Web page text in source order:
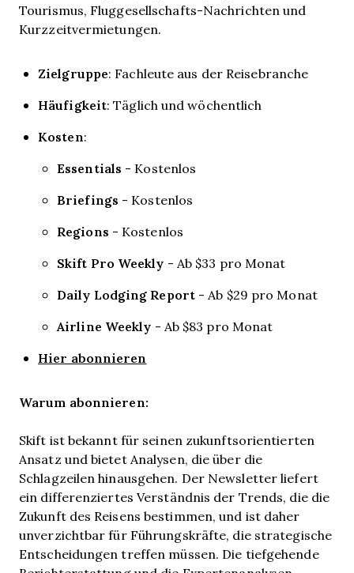
Tourismus, Fluggesellschafts-Nachrichten und
Kurzzeitvermietungen.
Zielgruppe: Fachleute aus der Reisebranche
Häufigkeit: Täglich und wöchentlich
Kosten:
Essentials - Kostenlos
Briefings - Kostenlos
Regions - Kostenlos
Skift Pro Weekly - Ab $33 pro Monat
Daily Lodging Report - Ab $29 pro Monat
Airline Weekly - Ab $83 pro Monat
Hier abonnieren
Warum abonnieren:
Skift ist bekannt für seinen zukunftsorientierten
Ansatz und bietet Analysen, die über die
Schlagzeilen hinausgehen. Der Newsletter liefert
ein differenziertes Verständnis der Trends, die die
Zukunft des Reisens bestimmen, und ist daher
unverzichtbar für Führungskräfte, die strategische
Entscheidungen treffen müssen. Die tiefgehende